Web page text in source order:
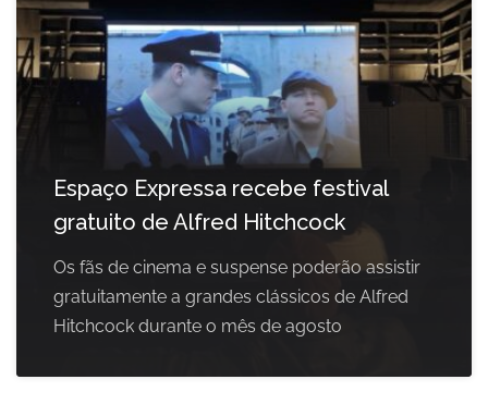
Espaço Expressa recebe festival
gratuito de Alfred Hitchcock
Os fãs de cinema e suspense poderão assistir
gratuitamente a grandes clássicos de Alfred
Hitchcock durante o mês de agosto